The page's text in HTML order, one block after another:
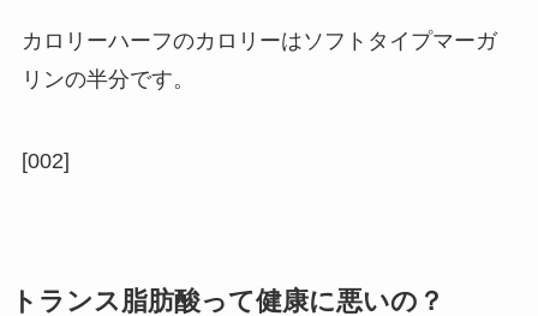
カロリーハーフのカロリーはソフトタイプマーガ
リンの半分です。
[002]
トランス脂肪酸って健康に悪いの？